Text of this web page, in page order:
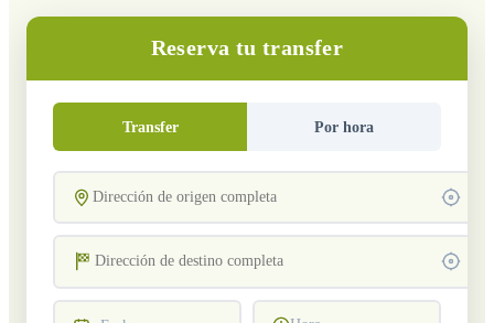
Reserva tu transfer
Transfer Por hora